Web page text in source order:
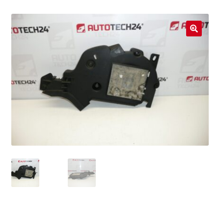
Contato
Envio para todo o planeta
Minha conta
Pagamentos
Política de Privacidade
Procedimento de Reclamação